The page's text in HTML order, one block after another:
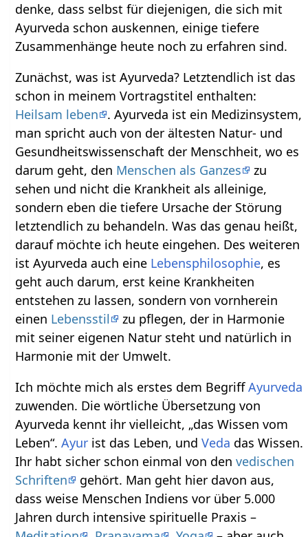
denke, dass selbst für diejenigen, die sich mit
Ayurveda schon auskennen, einige tiefere
Zusammenhänge heute noch zu erfahren sind.
Zunächst, was ist Ayurveda? Letztendlich ist das
schon in meinem Vortragstitel enthalten:
Heilsam leben
. Ayurveda ist ein Medizinsystem,
man spricht auch von der ältesten Natur- und
Gesundheitswissenschaft der Menschheit, wo es
darum geht, den Menschen als Ganzes
zu
sehen und nicht die Krankheit als alleinige,
sondern eben die tiefere Ursache der Störung
letztendlich zu behandeln. Was das genau heißt,
darauf möchte ich heute eingehen. Des weiteren
ist Ayurveda auch eine Lebensphilosophie, es
geht auch darum, erst keine Krankheiten
entstehen zu lassen, sondern von vornherein
einen Lebensstil
zu pflegen, der in Harmonie
mit seiner eigenen Natur steht und natürlich in
Harmonie mit der Umwelt.
Ich möchte mich als erstes dem BegriffAyurveda
zuwenden. Die wörtliche Übersetzung von
Ayurveda kennt ihr vielleicht, „das Wissen vom
Leben“.Ayur ist das Leben, undVeda das Wissen.
Ihr habt sicher schon einmal von denvedischen
Schriften
gehört. Man geht hier davon aus,
dass weise Menschen Indiens vor über 5.000
Jahren durch intensive spirituelle Praxis –